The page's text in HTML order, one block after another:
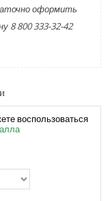
оформить
8 800 333-32-42
воспользоваться